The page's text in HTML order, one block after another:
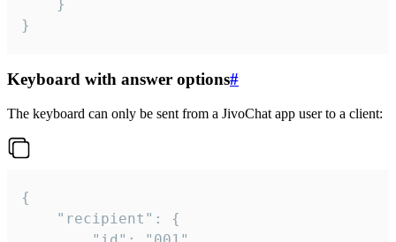
}
Keyboard with answer options#
The keyboard can only be sent from a JivoChat app user to a client:
{